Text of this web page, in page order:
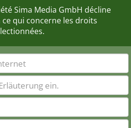
Sima Media GmbH décline
qui concerne les droits